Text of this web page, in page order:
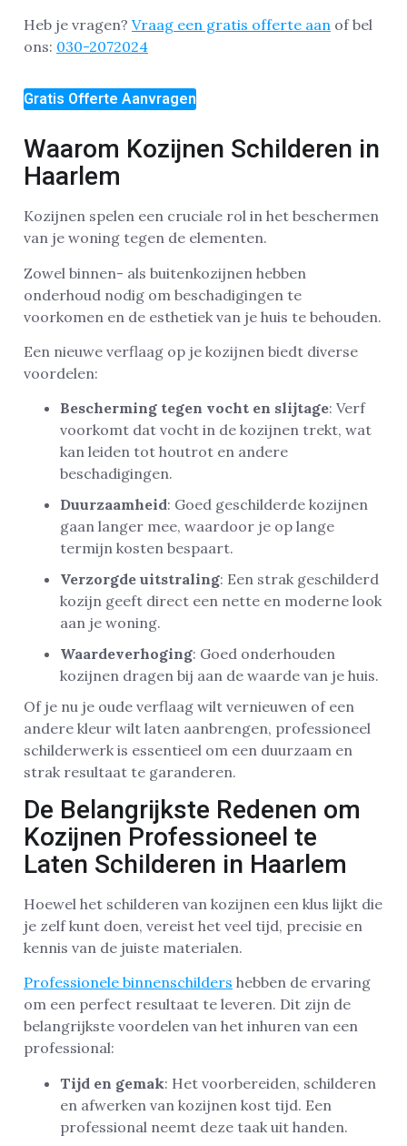
Heb je vragen? Vraag een gratis offerte aan of bel
ons: 030-2072024
Gratis Offerte Aanvragen
Waarom Kozijnen Schilderen in
Haarlem
Kozijnen spelen een cruciale rol in het beschermen
van je woning tegen de elementen.
Zowel binnen- als buitenkozijnen hebben
onderhoud nodig om beschadigingen te
voorkomen en de esthetiek van je huis te behouden.
Een nieuwe verflaag op je kozijnen biedt diverse
voordelen:
Bescherming tegen vocht en slijtage: Verf
voorkomt dat vocht in de kozijnen trekt, wat
kan leiden tot houtrot en andere
beschadigingen.
Duurzaamheid: Goed geschilderde kozijnen
gaan langer mee, waardoor je op lange
termijn kosten bespaart.
Verzorgde uitstraling: Een strak geschilderd
kozijn geeft direct een nette en moderne look
aan je woning.
Waardeverhoging: Goed onderhouden
kozijnen dragen bij aan de waarde van je huis.
Of je nu je oude verflaag wilt vernieuwen of een
andere kleur wilt laten aanbrengen, professioneel
schilderwerk is essentieel om een duurzaam en
strak resultaat te garanderen.
De Belangrijkste Redenen om
Kozijnen Professioneel te
Laten Schilderen in Haarlem
Hoewel het schilderen van kozijnen een klus lijkt die
je zelf kunt doen, vereist het veel tijd, precisie en
kennis van de juiste materialen.
Professionele binnenschilders hebben de ervaring
om een perfect resultaat te leveren. Dit zijn de
belangrijkste voordelen van het inhuren van een
professional:
Tijd en gemak: Het voorbereiden, schilderen
en afwerken van kozijnen kost tijd. Een
professional neemt deze taak uit handen.